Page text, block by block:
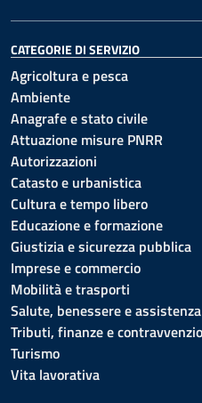
CATEGORIE DI SERVIZIO
Agricoltura e pesca
Ambiente
Anagrafe e stato civile
Attuazione misure PNRR
Autorizzazioni
Catasto e urbanistica
Cultura e tempo libero
Educazione e formazione
Giustizia e sicurezza pubblica
Imprese e commercio
Mobilità e trasporti
Salute, benessere e assistenza
Tributi, finanze e
Turismo
Vita lavorativa